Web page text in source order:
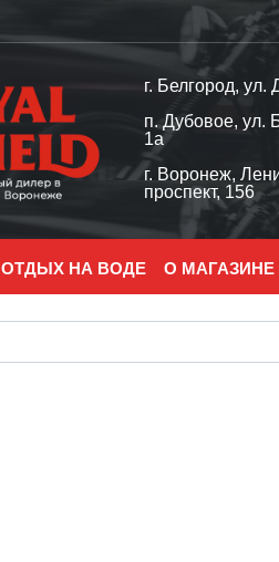
г. Белгород, ул.
п. Дубовое, ул.
1а
г. Воронеж,
проспект, 156
ОТДЫХ НА ВОДЕ О МАГАЗИНЕ